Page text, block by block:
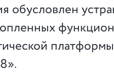
обусловлен
платформы